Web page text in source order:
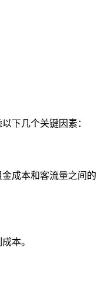
下几个关键因素：
成本和客流量之间的
本。